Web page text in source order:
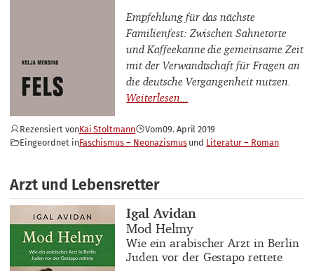
Empfehlung für das nächste
Familienfest: Zwischen Sahnetorte
und Kaffeekanne die gemeinsame Zeit
mit der Verwandtschaft für Fragen an
die deutsche Vergangenheit nutzen.
Rezensiert vonKai Stoltmann Vom09. April 2019
Eingeordnet inFaschismus – Neonazismus Literatur – Roman
Arzt und Lebensretter
Buchautor_innen
Igal Avidan
Buchtitel
Mod Helmy
Buchuntertitel
Wie ein arabischer Arzt in Berlin
Juden vor der Gestapo rettete